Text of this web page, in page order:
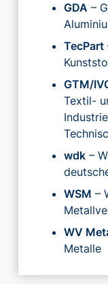
GDA –
TecPart
GTM/
Textil-
wdk–
WSM –
WV
Metalle